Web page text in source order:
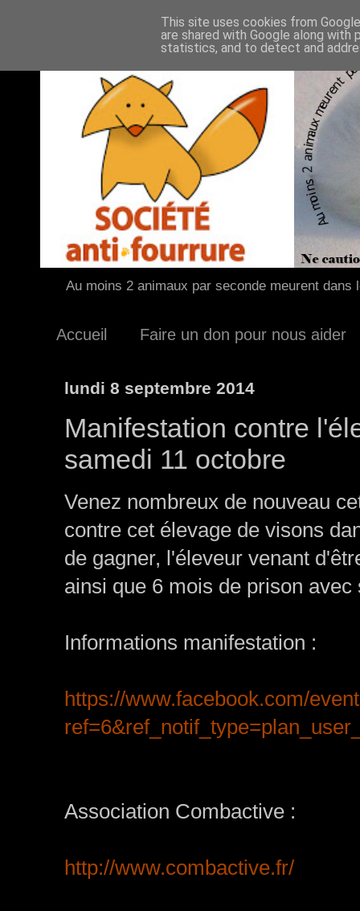
Au moins 2 animaux par seconde meurent
Accueil Faire un don pour nous aider
lundi 8 septembre 2014
Manifestation contre
samedi 11 octobre
Venez nombreux de nouveau
contre cet élevage de visons
de gagner, l'éleveur venant
ainsi que 6 mois de prison
Informations manifestation :
https://www.facebook.com/
Association Combactive :
http://www.combactive.fr/
This site uses cookies from
are shared with Google along
statistics, and to detect and